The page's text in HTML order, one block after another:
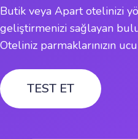
Butik veya Apart otelinizi
geliştirmenizi sağlayan bulut
Oteliniz parmaklarınızın
TEST ET